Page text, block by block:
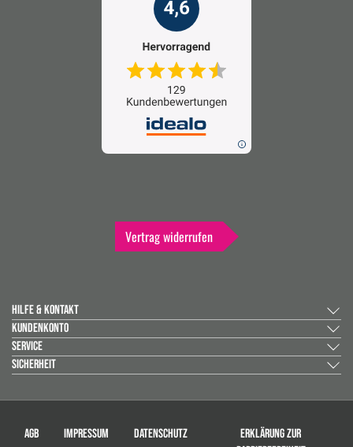
Vertrag widerrufen
HILFE & KONTAKT
KUNDENKONTO
SERVICE
SICHERHEIT
AGB IMPRESSUM DATENSCHUTZ
ERKLÄRUNG ZUR